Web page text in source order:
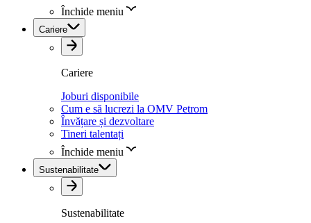
Închide meniu
Cariere
Cariere
Joburi disponibile
Cum e să lucrezi la OMV Petrom
Învățare și dezvoltare
Tineri talentați
Închide meniu
Sustenabilitate
Sustenabilitate